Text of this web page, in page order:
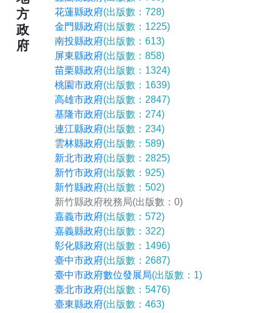
方
政
府
花蓮縣政府(出版數：728)
金門縣政府(出版數：1225)
南投縣政府(出版數：613)
屏東縣政府(出版數：858)
苗栗縣政府(出版數：1324)
桃園市政府(出版數：1639)
高雄市政府(出版數：2847)
基隆市政府(出版數：274)
連江縣政府(出版數：234)
雲林縣政府(出版數：589)
新北市政府(出版數：2825)
新竹市政府(出版數：925)
新竹縣政府(出版數：502)
新竹縣政府稅務局(出版數：0)
嘉義市政府(出版數：572)
嘉義縣政府(出版數：322)
彰化縣政府(出版數：1496)
臺中市政府(出版數：2687)
臺中市政府數位發展局(出版數：1)
臺北市政府(出版數：5476)
臺東縣政府(出版數：463)